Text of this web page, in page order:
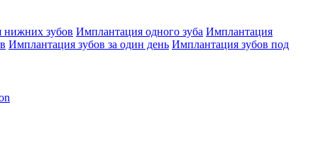
нижних зубов Имплантация одного зуба Имплантация
Имплантация зубов за один день Имплантация зубов под